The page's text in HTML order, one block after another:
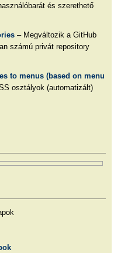
és szerethető
– Megváltozik a GitHub
számú privát repository
to menus (based on menu
osztályok (automatizált)